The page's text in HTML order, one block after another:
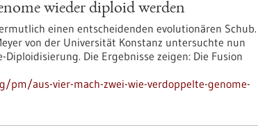
wieder diploid werden
einen entscheidenden evolutionären Schub.
von der Universität Konstanz untersuchte nun
Die Ergebnisse zeigen: Die Fusion
aus-vier-mach-zwei-wie-verdoppelte-genome-